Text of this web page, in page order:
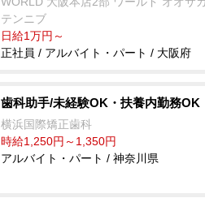
テンニブ
日給1万円～
正社員 / アルバイト・パート / 大阪府
歯科助手/未経験OK・扶養内勤務OK
横浜国際矯正歯科
時給1,250円～1,350円
アルバイト・パート / 神奈川県